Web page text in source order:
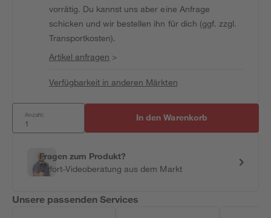
vorrätig. Du kannst uns aber eine Anfrage
schicken und wir bestellen ihn für dich (ggf. zzgl.
Transportkosten).
Artikel anfragen >
Verfügbarkeit in anderen Märkten
Anzahl: In den Warenkorb
Fragen zum Produkt?
Sofort-Videoberatung aus dem Markt
Unsere passenden Services